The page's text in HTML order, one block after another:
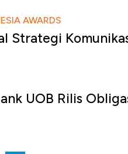
AWARDS
Strategi
UOB Rilis